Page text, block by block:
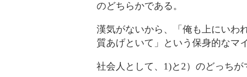
のどちらかである。
漢気がないから、「俺も上にいわ
質あげといて」という保身的なマ
社会人として、1)と2）のどっちが